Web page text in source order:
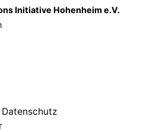
Initiative Hohenheim e.V.